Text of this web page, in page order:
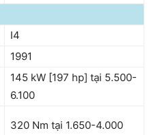
I4
1991
145 kW [197 hp] tại 5.500-
6.100
320 Nm tại 1.650-4.000